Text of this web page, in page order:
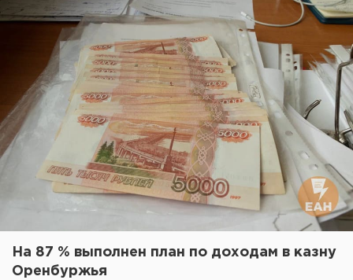
На 87 % выполнен план по доходам в казну
Оренбуржья